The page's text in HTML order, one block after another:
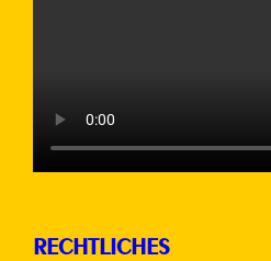
RECHTLICHES